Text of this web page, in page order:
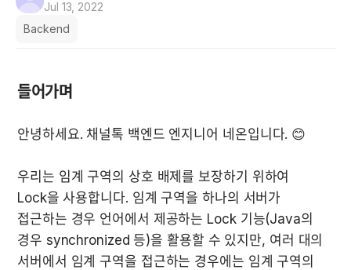
Jul 13, 2022
Backend
들어가며
안녕하세요. 채널톡 백엔드 엔지니어 네온입니다. 😊
우리는 임계 구역의 상호 배제를 보장하기 위하여
Lock을 사용합니다. 임계 구역을 하나의 서버가
접근하는 경우 언어에서 제공하는 Lock 기능(Java의
경우 synchronized 등)을 활용할 수 있지만, 여러 대의
서버에서 임계 구역을 접근하는 경우에는 임계 구역의